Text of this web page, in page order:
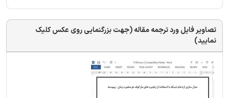
تصاویر فایل ورد ترجمه مقاله (جهت بزرگنمایی روی عکس کلیک
نمایید)